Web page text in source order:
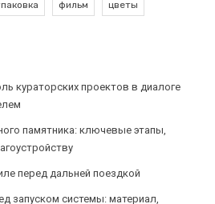
фильм цветы
кураторских проектов в диалоге
памятника: ключевые этапы,
перед дальней поездкой
запуском системы: материал,